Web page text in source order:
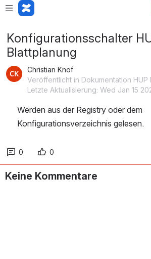
Konfigurationsschalter
Blattplanung
Christian Knof
Veröffentlicht in Dokumentation HUP
Letzte Aktualisierung: Wed Jan 15
Werden aus der Registry oder dem
Konfigurationsverzeichnis gelesen.
0 0
Keine Kommentare